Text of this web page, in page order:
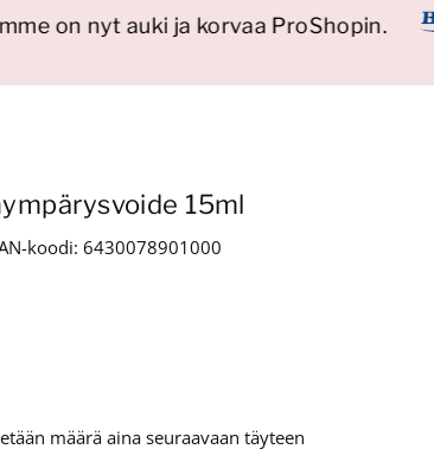
on nyt auki ja korvaa ProShopin.
15ml
koodi: 6430078901000
määrä aina seuraavaan täyteen